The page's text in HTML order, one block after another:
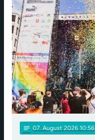
notes 07 . August 2026 10:56